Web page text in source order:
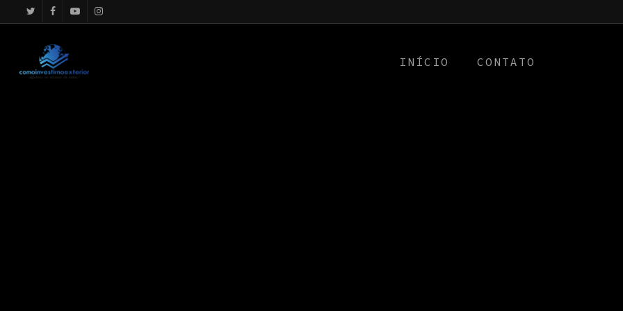
google.com, pub-4867156501875488, DIRECT, f08c47fec0942fa0
INÍCIO CONTATO